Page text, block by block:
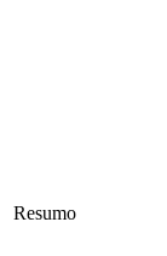
Resumo